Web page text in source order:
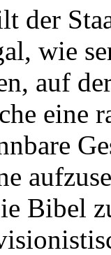
der
wie
auf
eine
Bibel